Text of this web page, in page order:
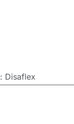
: Disaflex